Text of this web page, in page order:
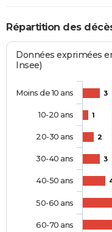
Répartition des
Données exprimées
Insee)
3
1
2
3
Moins de 10 ans
10-20 ans
20-30 ans
30-40 ans
40-50 ans
50-60 ans
60-70 ans